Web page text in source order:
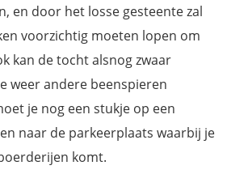
en door het losse gesteente zal
voorzichtig moeten lopen om
kan de tocht alsnog zwaar
weer andere beenspieren
je nog een stukje op een
naar de parkeerplaats waarbij je
komt.